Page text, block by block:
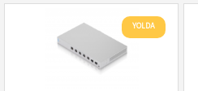
YOLDA